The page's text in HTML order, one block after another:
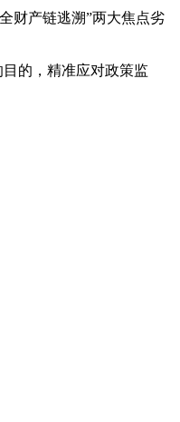
财产链逃溯”两大焦点劣
的，精准应对政策监